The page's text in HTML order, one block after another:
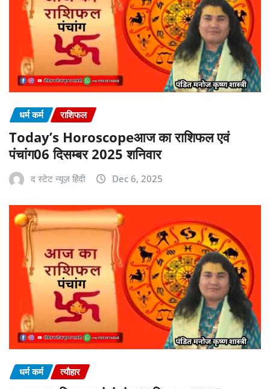
धर्म कर्म राशिफल
Today’s Horoscopeआज का राशिफल एवं
पंचांग06 दिसम्बर 2025 शनिवार
द स्टेट न्यूज़ हिंदी Dec 6, 2025
धर्म कर्म त्यौहार